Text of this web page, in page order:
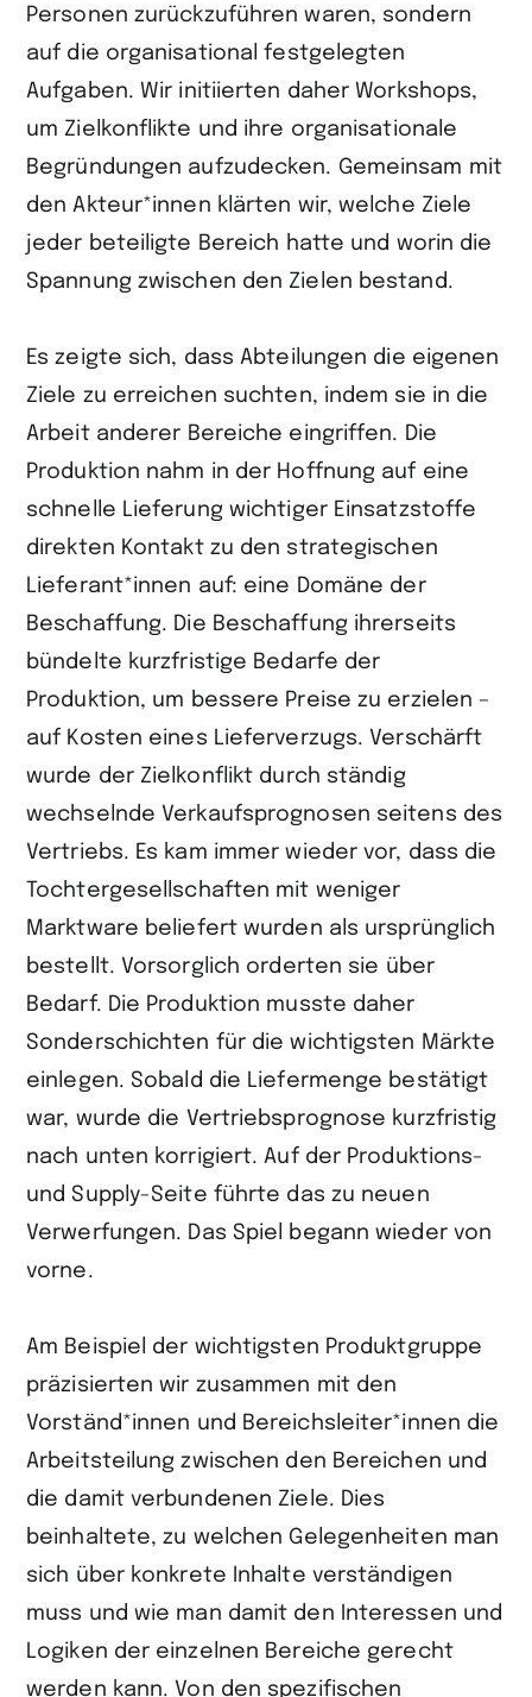
Personen zurückzuführen waren, sondern
auf die organisational festgelegten
Aufgaben. Wir initiierten daher Workshops,
um Zielkonflikte und ihre organisationale
Begründungen aufzudecken. Gemeinsam mit
den Akteur*innen klärten wir, welche Ziele
jeder beteiligte Bereich hatte und worin die
Spannung zwischen den Zielen bestand.
Es zeigte sich, dass Abteilungen die eigenen
Ziele zu erreichen suchten, indem sie in die
Arbeit anderer Bereiche eingriffen. Die
Produktion nahm in der Hoffnung auf eine
schnelle Lieferung wichtiger Einsatzstoffe
direkten Kontakt zu den strategischen
Lieferant*innen auf: eine Domäne der
Beschaffung. Die Beschaffung ihrerseits
bündelte kurzfristige Bedarfe der
Produktion, um bessere Preise zu erzielen –
auf Kosten eines Lieferverzugs. Verschärft
wurde der Zielkonflikt durch ständig
wechselnde Verkaufsprognosen seitens des
Vertriebs. Es kam immer wieder vor, dass die
Tochtergesellschaften mit weniger
Marktware beliefert wurden als ursprünglich
bestellt. Vorsorglich orderten sie über
Bedarf. Die Produktion musste daher
Sonderschichten für die wichtigsten Märkte
einlegen. Sobald die Liefermenge bestätigt
war, wurde die Vertriebsprognose kurzfristig
nach unten korrigiert. Auf der Produktions-
und Supply-Seite führte das zu neuen
Verwerfungen. Das Spiel begann wieder von
vorne.
Am Beispiel der wichtigsten Produktgruppe
präzisierten wir zusammen mit den
Vorständ*innen und Bereichsleiter*innen die
Arbeitsteilung zwischen den Bereichen und
die damit verbundenen Ziele. Dies
beinhaltete, zu welchen Gelegenheiten man
sich über konkrete Inhalte verständigen
muss und wie man damit den Interessen und
Logiken der einzelnen Bereiche gerecht
werden kann. Von den spezifischen